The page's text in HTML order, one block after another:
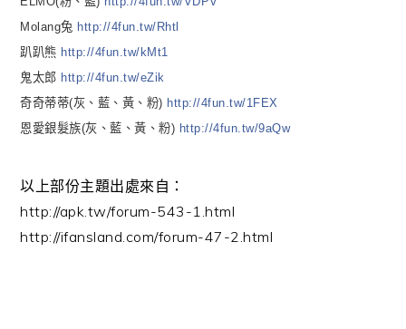
Molang兔 http://4fun.tw/Rhtl
趴趴熊 http://4fun.tw/kMt1
鬼太郎 http://4fun.tw/eZik
奇奇蒂蒂(灰、藍、黃、粉) http://4fun.tw/1FEX
恩愛銀髮族(灰、藍、黃、粉) http://4fun.tw/9aQw
以上部份主題出處來自：
http://apk.tw/forum-543-1.html
http://ifansland.com/forum-47-2.html